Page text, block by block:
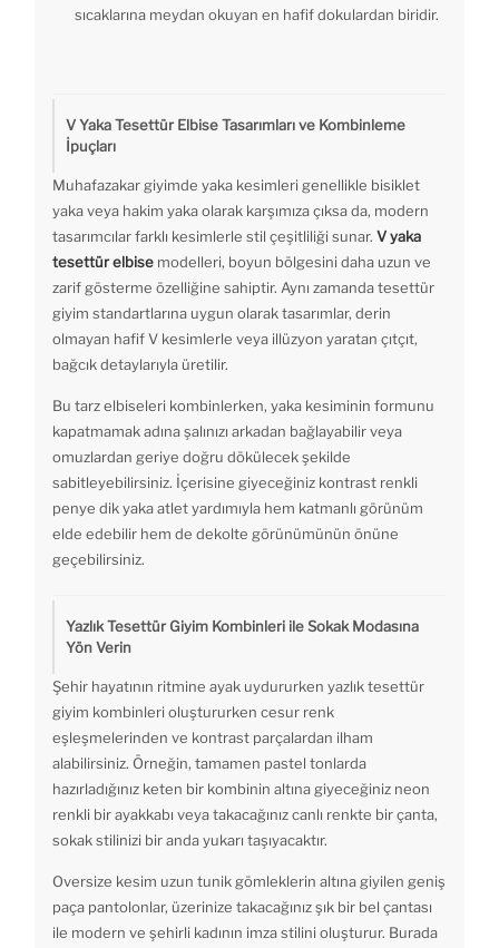
sıcaklarına meydan okuyan en hafif dokulardan biridir.
V Yaka Tesettür Elbise Tasarımları ve Kombinleme
İpuçları
Muhafazakar giyimde yaka kesimleri genellikle bisiklet
yaka veya hakim yaka olarak karşımıza çıksa da, modern
tasarımcılar farklı kesimlerle stil çeşitliliği sunar. V yaka
tesettür elbise modelleri, boyun bölgesini daha uzun ve
zarif gösterme özelliğine sahiptir. Aynı zamanda tesettür
giyim standartlarına uygun olarak tasarımlar, derin
olmayan hafif V kesimlerle veya illüzyon yaratan çıtçıt,
bağcık detaylarıyla üretilir.
Bu tarz elbiseleri kombinlerken, yaka kesiminin formunu
kapatmamak adına şalınızı arkadan bağlayabilir veya
omuzlardan geriye doğru dökülecek şekilde
sabitleyebilirsiniz. İçerisine giyeceğiniz kontrast renkli
penye dik yaka atlet yardımıyla hem katmanlı görünüm
elde edebilir hem de dekolte görünümünün önüne
geçebilirsiniz.
Yazlık Tesettür Giyim Kombinleri ile Sokak Modasına
Yön Verin
Şehir hayatının ritmine ayak uydururken yazlık tesettür
giyim kombinleri oluştururken cesur renk
eşleşmelerinden ve kontrast parçalardan ilham
alabilirsiniz. Örneğin, tamamen pastel tonlarda
hazırladığınız keten bir kombinin altına giyeceğiniz neon
renkli bir ayakkabı veya takacağınız canlı renkte bir çanta,
sokak stilinizi bir anda yukarı taşıyacaktır.
Oversize kesim uzun tunik gömleklerin altına giyilen geniş
paça pantolonlar, üzerinize takacağınız şık bir bel çantası
ile modern ve şehirli kadının imza stilini oluşturur. Burada